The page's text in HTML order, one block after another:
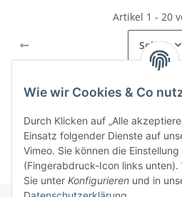
Artikel 1 - 20
Seite1
Kategorien
Wie wir Cookies & Co
Durch Klicken auf „Alle
Einsatz folgender Dienste auf
Vimeo. Sie können die
(Fingerabdruck-Icon links unten).
Sie unter Konfigurieren und in